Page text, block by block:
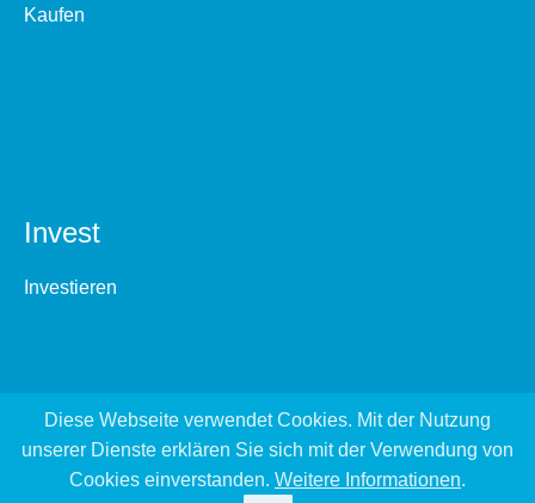
Kaufen
Invest
Investieren
Diese Webseite verwendet Cookies. Mit der Nutzung
unserer Dienste erklären Sie sich mit der Verwendung von
Cookies einverstanden. Weitere Informationen.